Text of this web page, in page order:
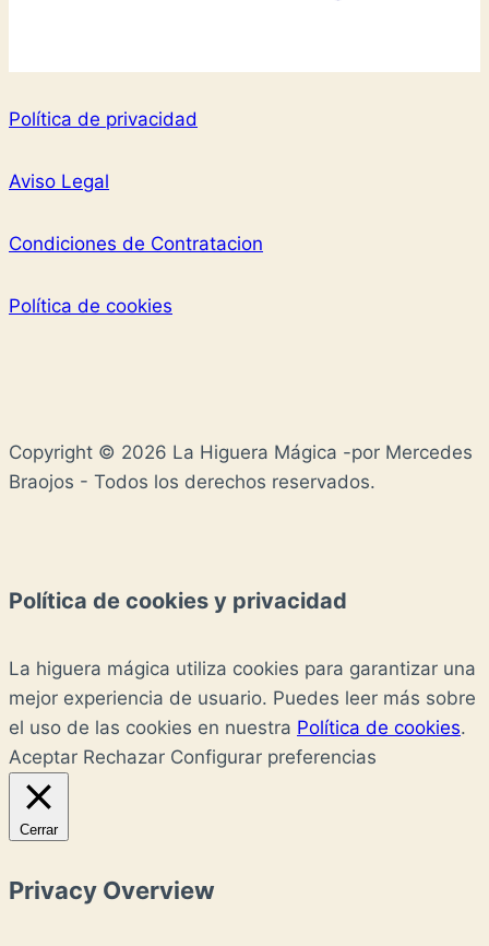
Política de privacidad
Aviso Legal
Condiciones de Contratacion
Política de cookies
Copyright © 2026 La Higuera Mágica -por Mercedes
Braojos - Todos los derechos reservados.
Política de cookies y privacidad
La higuera mágica utiliza cookies para garantizar una
mejor experiencia de usuario. Puedes leer más sobre
el uso de las cookies en nuestra Política de cookies.
Aceptar Rechazar Configurar preferencias
Cerrar
Privacy Overview